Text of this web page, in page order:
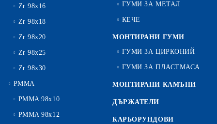
Zr 98x16
Zr 98x18
Zr 98x20
Zr 98x25
Zr 98x30
PMMA
PMMA 98x10
PMMA 98x12
ГУМИ ЗА МЕТАЛ
КЕЧЕ
МОНТИРАНИ ГУМИ
ГУМИ ЗА ЦИРКОНИЙ
ГУМИ ЗА ПЛАСТМАСА
МОНТИРАНИ КАМЪНИ
ДЪРЖАТЕЛИ
КАРБОРУНДОВИ